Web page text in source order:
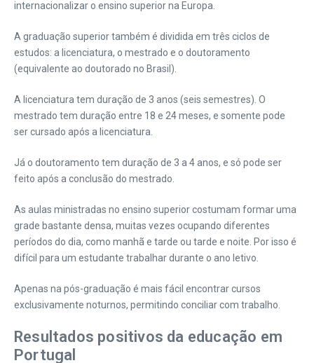
internacionalizar o ensino superior na Europa.
A graduação superior também é dividida em três ciclos de
estudos: a licenciatura, o mestrado e o doutoramento
(equivalente ao doutorado no Brasil).
A licenciatura tem duração de 3 anos (seis semestres). O
mestrado tem duração entre 18 e 24 meses, e somente pode
ser cursado após a licenciatura.
Já o doutoramento tem duração de 3 a 4 anos, e só pode ser
feito após a conclusão do mestrado.
As aulas ministradas no ensino superior costumam formar uma
grade bastante densa, muitas vezes ocupando diferentes
períodos do dia, como manhã e tarde ou tarde e noite. Por isso é
difícil para um estudante trabalhar durante o ano letivo.
Apenas na pós-graduação é mais fácil encontrar cursos
exclusivamente noturnos, permitindo conciliar com trabalho.
Resultados positivos da educação em
Portugal